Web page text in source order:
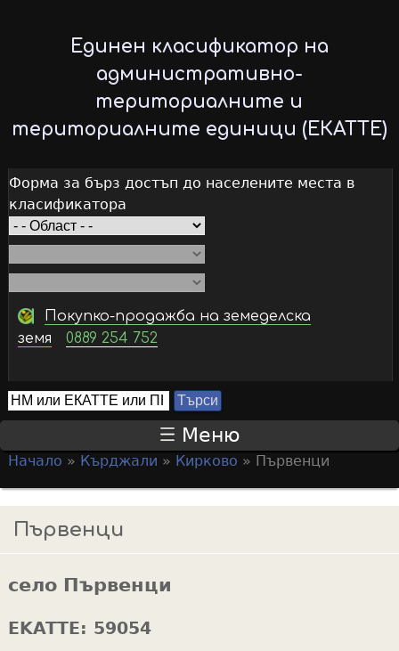
to
main
content
Единен класификатор на
административно-
териториалните и
териториалните единици (ЕКАТТЕ)
Форма за бърз достъп до населените места в
класификатора
Покупко-продажба на земеделска
земя
0889 254 752
S
e
r
c
h
f
r
Т
ъ
с
и
Меню
o
u
r
e
Начало » Кърджали » Кирково » Първенци
Първенци
село Първенци
EKATTE: 59054